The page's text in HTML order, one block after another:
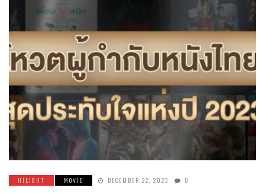
HILIGHT MOVIE DECEMBER 22, 2023 0